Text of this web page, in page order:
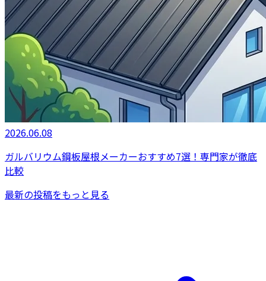
2026.06.08
ガルバリウム鋼板屋根メーカーおすすめ7選！専門家が徹底
比較
最新の投稿をもっと見る